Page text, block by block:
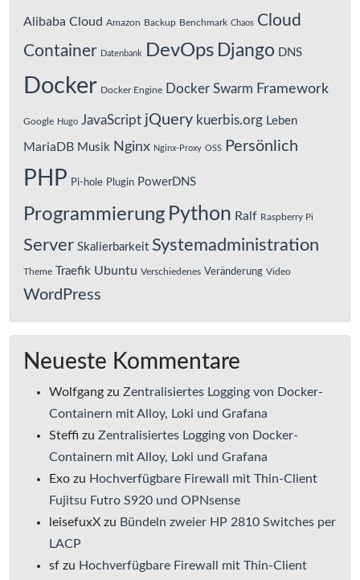
Alibaba Cloud Amazon Backup Benchmark Chaos Cloud
Container Datenbank DevOps Django DNS
Docker Docker Engine Docker Swarm Framework
Google Hugo JavaScript jQuery kuerbis.org Leben
MariaDB Musik Nginx Nginx-Proxy OSS Persönlich
PHP Pi-hole Plugin PowerDNS
Programmierung Python Ralf Raspberry Pi
Server Skalierbarkeit Systemadministration
Theme Traefik Ubuntu Verschiedenes Veränderung Video
WordPress
Neueste Kommentare
Wolfgang zu Zentralisiertes Logging von Docker-
Containern mit Alloy, Loki und Grafana
Steffi zu Zentralisiertes Logging von Docker-
Containern mit Alloy, Loki und Grafana
Exo zu Hochverfügbare Firewall mit Thin-Client
Fujitsu Futro S920 und OPNsense
leisefuxX zu Bündeln zweier HP 2810 Switches per
LACP
sf zu Hochverfügbare Firewall mit Thin-Client